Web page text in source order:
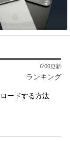
ランキング
6:00更新
ードする方法